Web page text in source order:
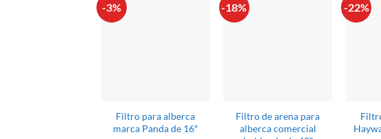
-3%
Filtro para alberca
marca Panda de 16″
-18%
Filtro de arena para
alberca comercial
-22%